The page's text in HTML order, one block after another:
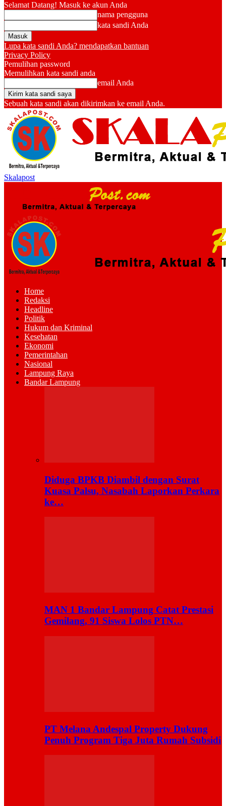
Selamat Datang! Masuk ke akun Anda
nama pengguna
kata sandi Anda
Lupa kata sandi Anda? mendapatkan bantuan
Privacy Policy
Pemulihan password
Memulihkan kata sandi anda
email Anda
Sebuah kata sandi akan dikirimkan ke email Anda.
Skalapost
Home
Redaksi
Headline
Politik
Hukum dan Kriminal
Kesehatan
Ekonomi
Pemerintahan
Nasional
Lampung Raya
Bandar Lampung
Diduga BPKB Diambil dengan Surat
Kuasa Palsu, Nasabah Laporkan Perkara
ke…
MAN 1 Bandar Lampung Catat Prestasi
Gemilang, 91 Siswa Lolos PTN…
PT Melana Andespal Property Dukung
Penuh Program Tiga Juta Rumah Subsidi